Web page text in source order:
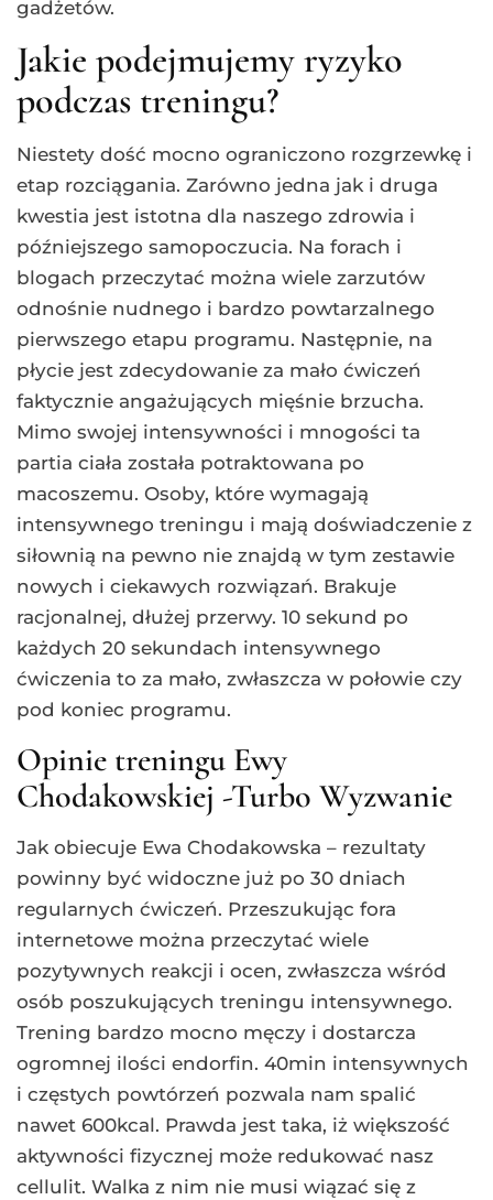
gadżetów.
Jakie podejmujemy ryzyko
podczas treningu?
Niestety dość mocno ograniczono rozgrzewkę i
etap rozciągania. Zarówno jedna jak i druga
kwestia jest istotna dla naszego zdrowia i
późniejszego samopoczucia. Na forach i
blogach przeczytać można wiele zarzutów
odnośnie nudnego i bardzo powtarzalnego
pierwszego etapu programu. Następnie, na
płycie jest zdecydowanie za mało ćwiczeń
faktycznie angażujących mięśnie brzucha.
Mimo swojej intensywności i mnogości ta
partia ciała została potraktowana po
macoszemu. Osoby, które wymagają
intensywnego treningu i mają doświadczenie z
siłownią na pewno nie znajdą w tym zestawie
nowych i ciekawych rozwiązań. Brakuje
racjonalnej, dłużej przerwy. 10 sekund po
każdych 20 sekundach intensywnego
ćwiczenia to za mało, zwłaszcza w połowie czy
pod koniec programu.
Opinie treningu Ewy
Chodakowskiej -Turbo Wyzwanie
Jak obiecuje Ewa Chodakowska – rezultaty
powinny być widoczne już po 30 dniach
regularnych ćwiczeń. Przeszukując fora
internetowe można przeczytać wiele
pozytywnych reakcji i ocen, zwłaszcza wśród
osób poszukujących treningu intensywnego.
Trening bardzo mocno męczy i dostarcza
ogromnej ilości endorfin. 40min intensywnych
i częstych powtórzeń pozwala nam spalić
nawet 600kcal. Prawda jest taka, iż większość
aktywności fizycznej może redukować nasz
cellulit. Walka z nim nie musi wiązać się z